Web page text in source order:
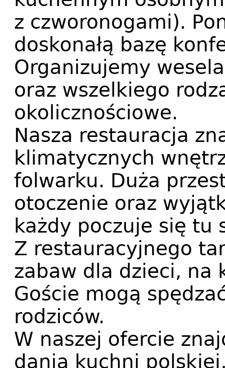
z czworonogami).
doskonałą bazę
Organizujemy
oraz wszelkiego
okolicznościowe.
Nasza restauracja
klimatycznych
folwarku. Duża
otoczenie oraz
każdy poczuje się tu
Z restauracyjnego
zabaw dla dzieci, na
Goście mogą
rodziców.
W naszej ofercie
dania kuchni